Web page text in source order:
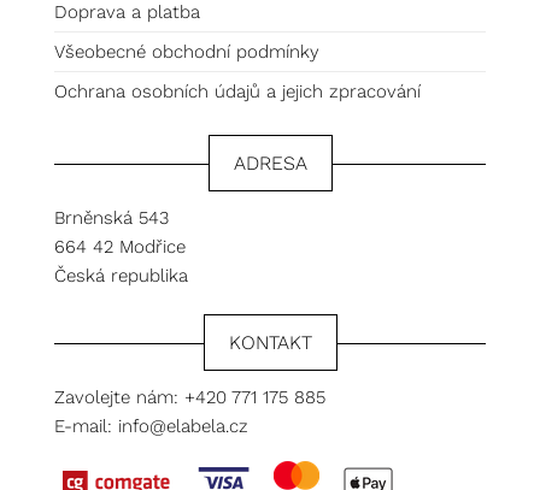
Doprava a platba
Všeobecné obchodní podmínky
Ochrana osobních údajů a jejich zpracování
ADRESA
Brněnská 543
664 42 Modřice
Česká republika
KONTAKT
Zavolejte nám: +420 771 175 885
E-mail: info@elabela.cz